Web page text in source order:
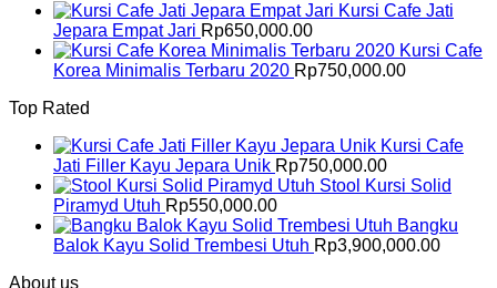
Kursi Cafe Jati
Jepara Empat Jari Rp650,000.00
Kursi Cafe
Korea Minimalis Terbaru 2020 Rp750,000.00
Top Rated
Kursi Cafe
Jati Filler Kayu Jepara Unik Rp750,000.00
Stool Kursi Solid
Piramyd Utuh Rp550,000.00
Bangku
Balok Kayu Solid Trembesi Utuh Rp3,900,000.00
About us